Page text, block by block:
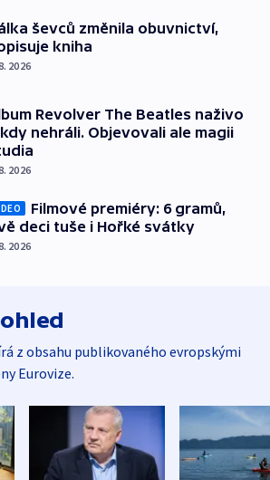
ševců změnila obuvnictví,
kniha
2026
Revolver The Beatles naživo
nehráli. Objevovali ale magii
2026
Filmové premiéry: 6 gramů,
deci tuše i Hořké svátky
2026
z obsahu publikovaného evropskými
Eurovize.